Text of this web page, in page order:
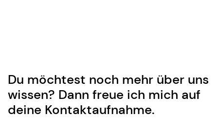
Du möchtest noch mehr über uns
wissen? Dann freue ich mich auf
deine Kontaktaufnahme.